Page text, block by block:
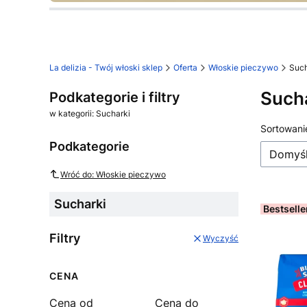
Naciśnij Enter lub spację, aby otworzyć
Naciśnij Enter lub spację, aby otworzyć
Naciśnij Enter lub spację, aby otworzyć
Naciśnij Enter lub spację, aby otworzyć
Naciśnij Enter lub spację, aby otworzyć
Naciśnij Enter lub spację, aby otworzyć
La delizia - Twój włoski sklep Oferta Włoskie pieczywo
Podkategorie i filtry
w kategorii: Sucharki
Podkategorie
Wróć do: Włoskie pieczywo
Sucharki
Filtry Wyczyść
CENA
Cena od
Cena do
Lista